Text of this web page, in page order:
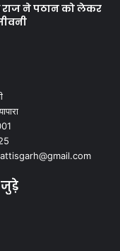
राज ने पठान को लेकर